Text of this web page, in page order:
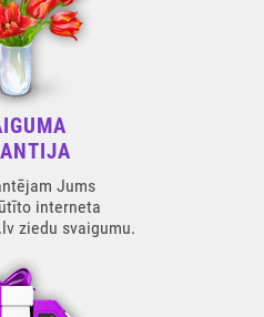
Jums
interneta
ziedu svaigumu.